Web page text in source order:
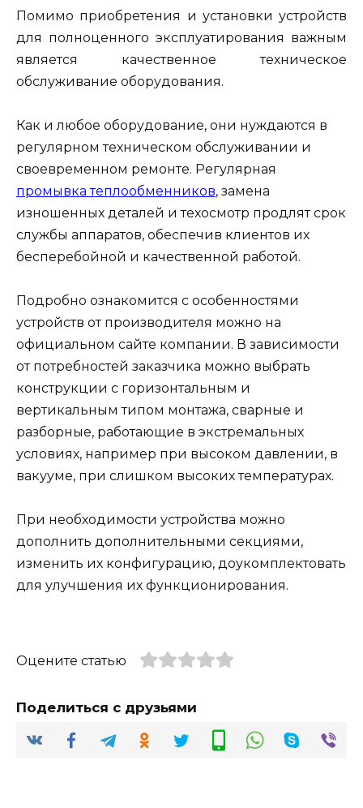
Помимо приобретения и установки устройств
для полноценного эксплуатирования важным
является качественное техническое
обслуживание оборудования.
Как и любое оборудование, они нуждаются в
регулярном техническом обслуживании и
своевременном ремонте. Регулярная
промывка теплообменников, замена
изношенных деталей и техосмотр продлят срок
службы аппаратов, обеспечив клиентов их
бесперебойной и качественной работой.
Подробно ознакомится с особенностями
устройств от производителя можно на
официальном сайте компании. В зависимости
от потребностей заказчика можно выбрать
конструкции с горизонтальным и
вертикальным типом монтажа, сварные и
разборные, работающие в экстремальных
условиях, например при высоком давлении, в
вакууме, при слишком высоких температурах.
При необходимости устройства можно
дополнить дополнительными секциями,
изменить их конфигурацию, доукомплектовать
для улучшения их функционирования.
Оцените статью
Поделиться с друзьями